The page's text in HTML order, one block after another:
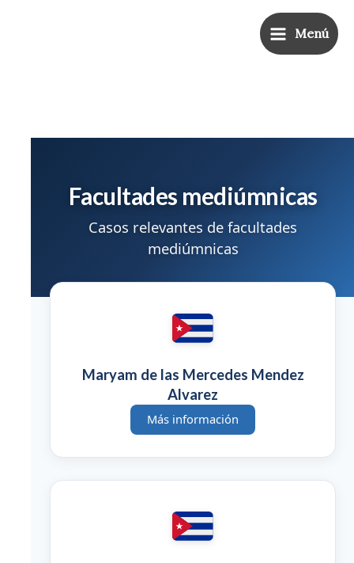
Main
Menu
Menú
Facultades mediúmnicas
Casos relevantes de facultades
mediúmnicas
Maryam de las Mercedes Mendez
Alvarez
Más información